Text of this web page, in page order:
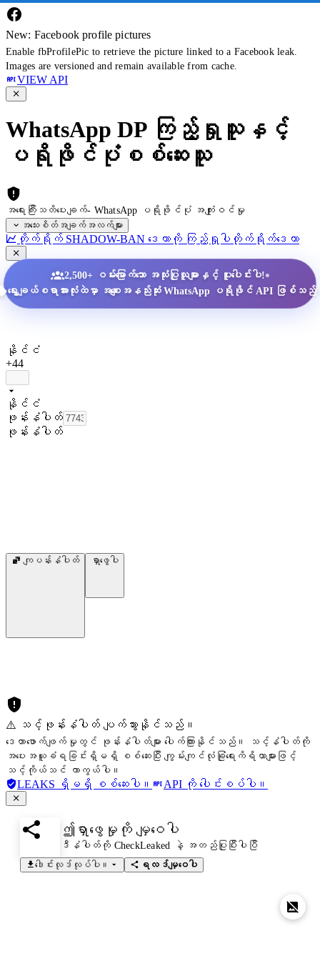
New: Facebook profile pictures
Enable fbProfilePic to retrieve the picture linked to a Facebook leak.
Images are versioned and remain available from cache.
VIEW API
WhatsApp DP ကြည့်ရှုသူနှင့်
ပရိုဖိုင်ပုံစစ်ဆေးသူ
အရေးကြီးသတိပေးချက်- WhatsApp ပရိုဖိုင်ပုံ အကျုံးဝင်မှု
အသေးစိတ်အချက်အလက်များ
တိုက်ရိုက် SHADOW-BAN ဒေတာကို ကြည့်ရှုပါ တိုက်ရိုက်ဒေတာ
2,500+ ဝမ်းမြောက်သော အသုံးပြုသူများနှင့် ပူးပေါင်းပါ!•
ရွေးချယ်စရာအားလုံးထဲမှာ အစျေးအနည်းဆုံး WhatsApp ပရိုဖိုင် API ဖြစ်သ
နိုင်ငံ
+44
နိုင်ငံ
ဖုန်းနံပါတ်
ဖုန်းနံပါတ်
ကျပန်းနံပါတ် ရှာဖွေပါ
⚠️ သင့်ဖုန်းနံပါတ် ပျက်သွားနိုင်သည်။
ဒေတာဖောက်ဖျက်မှုတွင် ဖုန်းနံပါတ်များ ပေါက်ကြားနိုင်သည်။ သင့်နံပါတ်ကို
အပေးအယူခံရခြင်းရှိမရှိ စစ်ဆေးပြီး ကျွမ်းကျင်လုံခြုံရေးကိရိယာများဖြင့်
သင့်ကိုယ်သင် ကာကွယ်ပါ။
LEAKS ရှိမရှိ စစ်ဆေးပါ။ API ကို ပေါင်းစပ်ပါ။
ဤရှာဖွေမှုကို မျှဝေပါ
ဒီနံပါတ်ကို CheckLeaked နဲ့ အတည်ပြုပြီးပါပြီ
ဒေါင်းလုဒ်လုပ်ပါ။
ရလဒ်မျှဝေပါ